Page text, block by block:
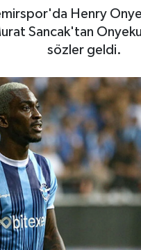
Henry
Sancak'tan
sözler geldi.